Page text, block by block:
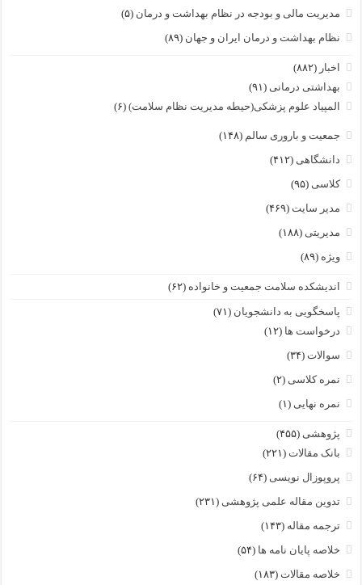
مدیریت مالی و بودجه در نظام بهداشت و درمان (۵)
نظام بهداشت و درمان ایران و جهان (۸۹)
اخبار (۸۸۲)
بهداشتی درمانی (۹۱)
المپیاد علوم پزشکی(حیطه مدیریت نظام سلامت) (۶)
جمعیت و باروری سالم (۱۴۸)
دانشگاهی (۴۱۲)
کلاسی (۹۵)
مدیر سایت (۴۶۹)
مدیریتی (۱۸۸)
ویژه (۸۹)
اندیشکده سلامت جمعیت و خانواده (۶۲)
پاسخگویی به دانشجویان (۷۱)
درخواست ها (۱۲)
سوالات (۳۴)
نمره کلاسی (۲)
نمره نهایی (۱)
پژوهشی (۴۵۵)
بانک مقالات (۲۲۱)
پروپوزال نویسی (۶۴)
تدوین مقاله علمی پژوهشی (۲۳۱)
ترجمه مقاله (۱۴۳)
خلاصه پایان نامه ها (۵۴)
خلاصه مقالات (۱۸۳)